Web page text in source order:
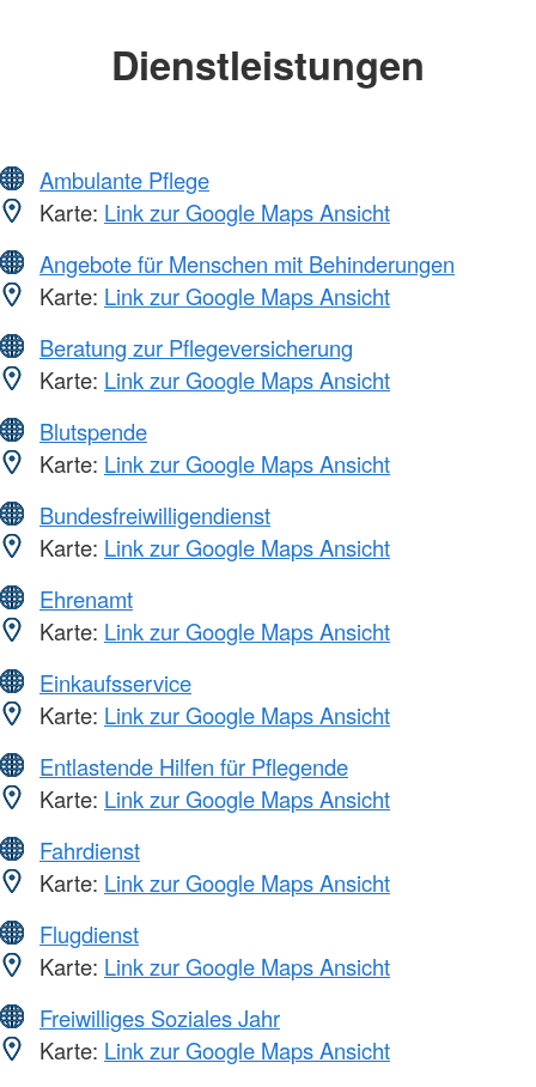
Dienstleistungen
Ambulante Pflege
Karte: Link zur Google Maps Ansicht
Angebote für Menschen mit Behinderungen
Karte: Link zur Google Maps Ansicht
Beratung zur Pflegeversicherung
Karte: Link zur Google Maps Ansicht
Blutspende
Karte: Link zur Google Maps Ansicht
Bundesfreiwilligendienst
Karte: Link zur Google Maps Ansicht
Ehrenamt
Karte: Link zur Google Maps Ansicht
Einkaufsservice
Karte: Link zur Google Maps Ansicht
Entlastende Hilfen für Pflegende
Karte: Link zur Google Maps Ansicht
Fahrdienst
Karte: Link zur Google Maps Ansicht
Flugdienst
Karte: Link zur Google Maps Ansicht
Freiwilliges Soziales Jahr
Karte: Link zur Google Maps Ansicht